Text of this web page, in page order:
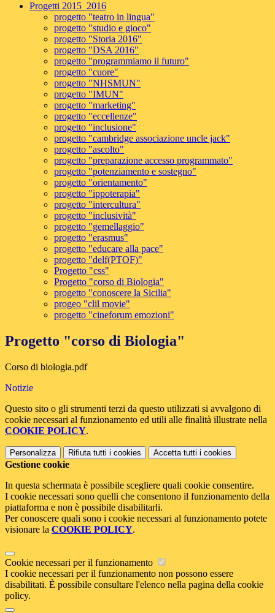
Progetti 2015_2016
progetto "teatro in lingua"
progetto "studio e gioco"
progetto "Storia 2016"
progetto "DSA 2016"
progetto "programmiamo il futuro"
progetto "cuore"
progetto "NHSMUN"
progetto "IMUN"
progetto "marketing"
progetto "eccellenze"
progetto "inclusione"
progetto "cambridge associazione uncle jack"
progetto "ascolto"
progetto "preparazione accesso programmato"
progetto "potenziamento e sostegno"
progetto "orientamento"
progetto "ippoterapia"
progetto "intercultura"
progetto "inclusività"
progetto "gemellaggio"
progetto "erasmus"
progetto "educare alla pace"
progetto "delf(PTOF)"
Progetto "css"
Progetto "corso di Biologia"
progetto "conoscere la Sicilia"
progeo "clil movie"
progetto "cineforum emozioni"
Progetto "corso di Biologia"
Corso di biologia.pdf
Notizie
Questo sito o gli strumenti terzi da questo utilizzati si avvalgono di
cookie necessari al funzionamento ed utili alle finalità illustrate nella
COOKIE POLICY.
Personalizza Rifiuta tutti i cookies Accetta tutti i cookies
Gestione cookie
In questa schermata è possibile scegliere quali cookie consentire.
I cookie necessari sono quelli che consentono il funzionamento della
piattaforma e non è possibile disabilitarli.
Per conoscere quali sono i cookie necessari al funzionamento potete
visionare la COOKIE POLICY.
Cookie necessari per il funzionamento
I cookie necessari per il funzionamento non possono essere
disabilitati. È possibile consultare l'elenco nella pagina della cookie
policy.